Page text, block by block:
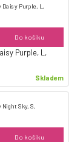
Do košíku
Purple, L,
Skladem
Do košíku